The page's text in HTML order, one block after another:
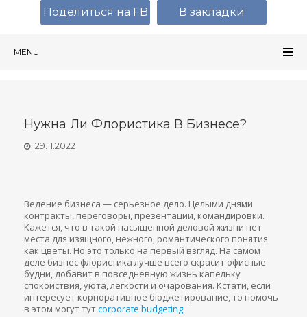
MENU
Нужна Ли Флористика В Бизнесе?
29.11.2022
Ведение бизнеса — серьезное дело. Целыми днями
контракты, переговоры, презентации, командировки.
Кажется, что в такой насыщенной деловой жизни нет
места для изящного, нежного, романтического понятия
как цветы. Но это только на первый взгляд. На самом
деле бизнес флористика лучше всего скрасит офисные
будни, добавит в повседневную жизнь капельку
спокойствия, уюта, легкости и очарования. Кстати, если
интересует корпоративное бюджетирование, то помочь
в этом могут тутcorporate budgeting.
Поделиться на FB В закладки